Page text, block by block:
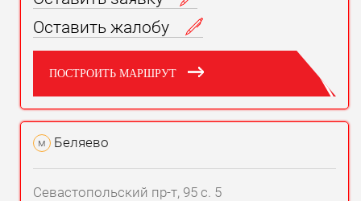
Оставить жалобу
ПОСТРОИТЬ МАРШРУТ
м Беляево
Севастопольский пр-т, 95 с. 5